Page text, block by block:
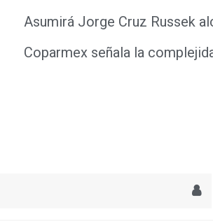
Asumirá Jorge Cruz Russek
Coparmex señala la